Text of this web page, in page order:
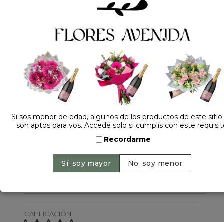
Dejá tu opinión
NOMBRE
CALIFICACIÓN
Si sos menor de edad, algunos de los productos de este
son aptos para vos. Accedé solo si cumplís con este
Recordarme